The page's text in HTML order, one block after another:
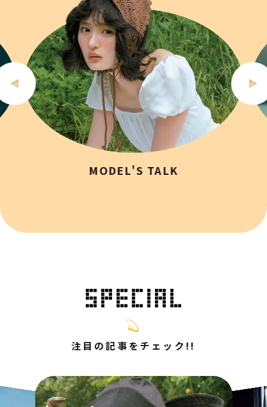
MODEL'S TALK
注目の記事をチェック!!